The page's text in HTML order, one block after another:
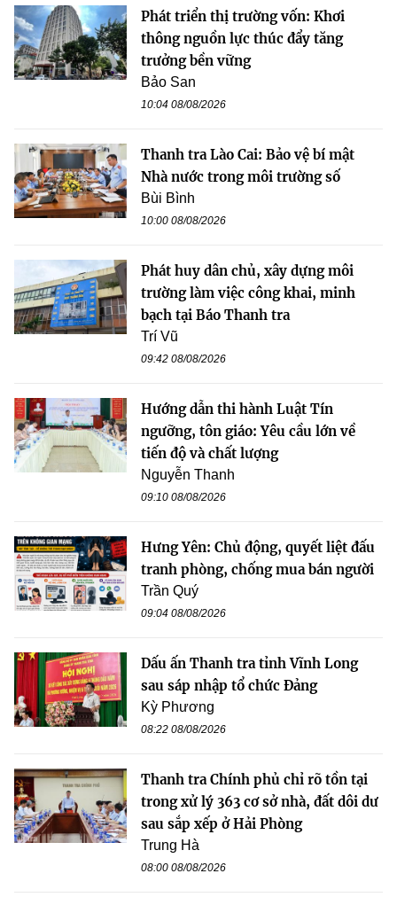
Phát triển thị trường vốn: Khơi
thông nguồn lực thúc đẩy tăng
trưởng bền vững
Bảo San
10:04 08/08/2026
Thanh tra Lào Cai: Bảo vệ bí mật
Nhà nước trong môi trường số
Bùi Bình
10:00 08/08/2026
Phát huy dân chủ, xây dựng môi
trường làm việc công khai, minh
bạch tại Báo Thanh tra
Trí Vũ
09:42 08/08/2026
Hướng dẫn thi hành Luật Tín
ngưỡng, tôn giáo: Yêu cầu lớn về
tiến độ và chất lượng
Nguyễn Thanh
09:10 08/08/2026
Hưng Yên: Chủ động, quyết liệt đấu
tranh phòng, chống mua bán người
Trần Quý
09:04 08/08/2026
Dấu ấn Thanh tra tỉnh Vĩnh Long
sau sáp nhập tổ chức Đảng
Kỳ Phương
08:22 08/08/2026
Thanh tra Chính phủ chỉ rõ tồn tại
trong xử lý 363 cơ sở nhà, đất dôi dư
sau sắp xếp ở Hải Phòng
Trung Hà
08:00 08/08/2026